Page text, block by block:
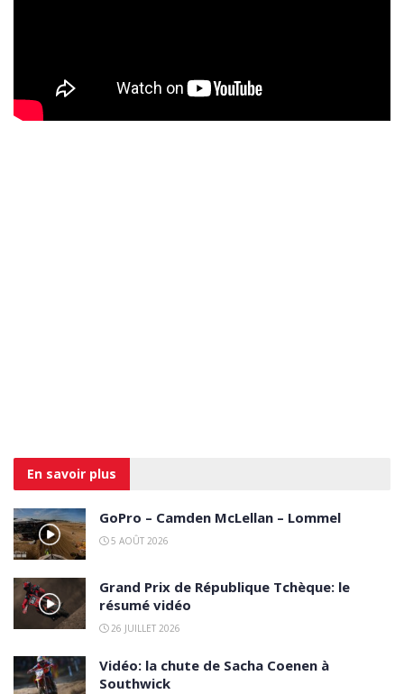
En savoir plus
GoPro – Camden McLellan – Lommel
5 AOÛT 2026
Grand Prix de République Tchèque: le
résumé vidéo
26 JUILLET 2026
Vidéo: la chute de Sacha Coenen à
Southwick